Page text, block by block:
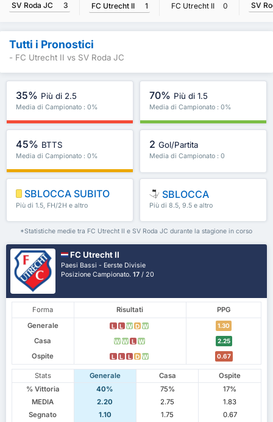
SV Roda JC
3
FC Utrecht II
1
FC Utrecht II
0
SV
Tutti i Pronostici
- FC Utrecht II vs SV Roda JC
35% Più di 2.5
Media di Campionato : 0%
70% Più di 1.5
Media di Campionato : 0%
45% BTTS
Media di Campionato : 0%
2 Gol/Partita
Media di Campionato : 0
SBLOCCA SUBITO
Più di 1.5, FH/2H e altro
SBLOCCA
Più di 8.5, 9.5 e altro
*Statistiche medie tra FC Utrecht II e SV Roda JC durante la stagione in corso
FC Utrecht II
Paesi Bassi - Eerste Divisie
Posizione Campionato.17 / 20
Forma Risultati
PPG
Generale
L L W D W 1.30
Casa W W L W 2.25
Ospite L L L D W 0.67
Stats Generale Casa
Ospite
% Vittoria
40% 75%
17%
MEDIA
2.20 2.75
1.83
Segnato
1.10 1.75
0.67